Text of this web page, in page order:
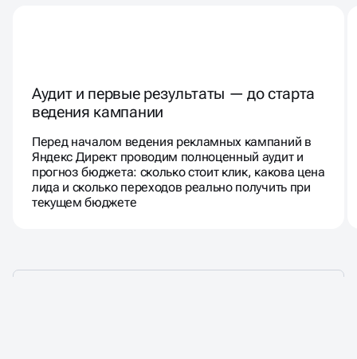
Аудит и первые результаты — до старта
ведения кампании
Перед началом ведения рекламных кампаний в
Яндекс Директ проводим полноценный аудит и
прогноз бюджета: сколько стоит клик, какова цена
лида и сколько переходов реально получить при
текущем бюджете